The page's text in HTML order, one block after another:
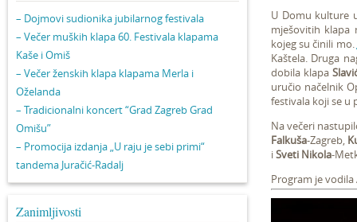
– Dojmovi sudionika jubilarnog festivala
– Večer muških klapa 60. Festivala klapama
Kaše i Omiš
– Večer ženskih klapa klapama Merla i
Oželanda
– Tradicionalni koncert “Grad Zagreb Grad
Omišu”
– Promocija izdanja „U raju je sebi primi“
tandema Juračić-Radalj
Zanimljivosti
U Domu kulture
mješovitih klapa
kojeg su činili mo.
Kaštela. Druga
dobila klapa
uručio načelnik
festivala koji se u
Na večeri
Falkuša-Zagreb,
iSveti Nikola-
Program je vodila